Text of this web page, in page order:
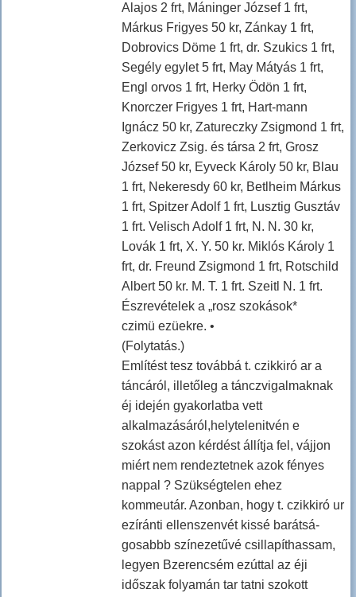
Alajos 2 frt, Máninger József 1 frt,
Márkus Frigyes 50 kr, Zánkay 1 frt,
Dobrovics Döme 1 frt, dr. Szukics 1 frt,
Segély egylet 5 frt, May Mátyás 1 frt,
Engl orvos 1 frt, Herky Ödön 1 frt,
Knorczer Frigyes 1 frt, Hart-mann
Ignácz 50 kr, Zatureczky Zsigmond 1 frt,
Zerkovicz Zsig. és társa 2 frt, Grosz
József 50 kr, Eyveck Károly 50 kr, Blau
1 frt, Nekeresdy 60 kr, Betlheim Márkus
1 frt, Spitzer Adolf 1 frt, Lusztig Gusztáv
1 frt. Velisch Adolf 1 frt, N. N. 30 kr,
Lovák 1 frt, X. Y. 50 kr. Miklós Károly 1
frt, dr. Freund Zsigmond 1 frt, Rotschild
Albert 50 kr. M. T. 1 frt. Szeitl N. 1 frt.
Észrevételek a „rosz szokások*
czimü ezüekre. •
(Folytatás.)
Említést tesz továbbá t. czikkiró ar a
táncáról, illetőleg a tánczvigalmaknak
éj idején gyakorlatba vett
alkalmazásáról,helytelenitvén e
szokást azon kérdést állítja fel, vájjon
miért nem rendeztetnek azok fényes
nappal ? Szükségtelen ehez
kommeutár. Azonban, hogy t. czikkiró ur
ezíránti ellenszenvét kissé barátsá-
gosabbb színezetűvé csillapíthassam,
legyen Bzerencsém ezúttal az éji
időszak folyamán tar tatni szokott